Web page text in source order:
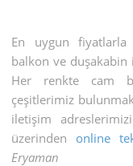
En uygun fiyatlarla
balkon ve
Her renkte cam
çeşitlerimiz
iletişim
üzerinden online
Eryaman